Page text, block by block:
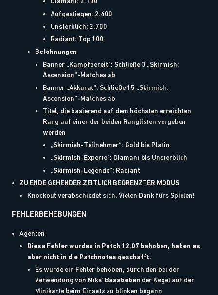
Aufgestiegen: 2.400
Unsterblich: 2.700
Radiant: Top 100
Belohnungen
Banner „Kampfbereit“: Schließe 3 „Skirmish:
Ascension“-Matches ab
Banner „Akkurat“: Schließe 15 „Skirmish:
Ascension“-Matches ab
Titel, die basierend auf dem höchsten erreichten
Rang auf einer der beiden Ranglisten vergeben
werden
„Skirmish-Teilnehmer“: Gold bis Platin
„Skirmish-Experte“: Diamant bis Unsterblich
„Skirmish-Legende“: Radiant
ZU ENDE GEHENDER ZEITLICH BEGRENZTER MODUS
Knockout verabschiedet sich. Vielen Dank fürs Spielen!
FEHLERBEHEBUNGEN
Agenten
Diese Fehler wurden in Patch 12.07 behoben, haben es
aber nicht in die Patchnotes geschafft.
Es wurde ein Fehler behoben, durch den bei der
Verwendung von Miks’ Bassbeben der Kegel auf der
Minikarte beim Einsatz zu blinken begann.